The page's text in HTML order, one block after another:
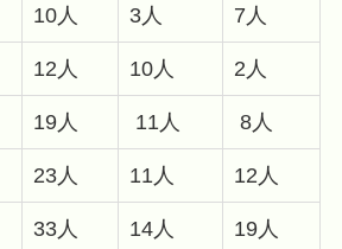
10人 3人 7人
12人 10人 2人
19人 11人 8人
23人 11人 12人
33人 14人 19人